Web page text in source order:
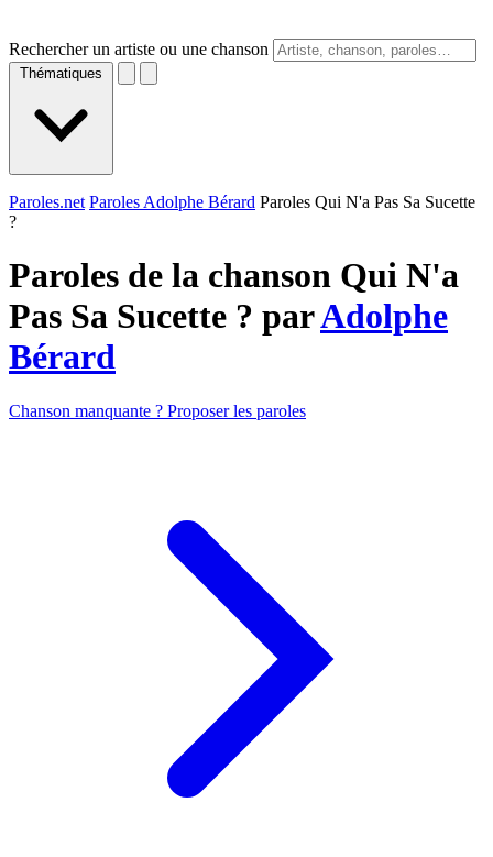
Rechercher un artiste ou une chanson
Thématiques
Paroles.net Paroles Adolphe Bérard Paroles Qui N'a Pas Sa Sucette
?
Paroles de la chanson Qui N'a
Pas Sa Sucette ? parAdolphe
Bérard
Chanson manquante ? Proposer les paroles